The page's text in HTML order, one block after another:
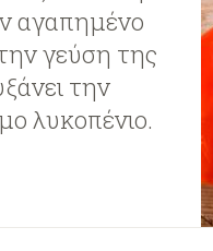
αγαπημένο
γεύση της
την
λυκοπένιο.